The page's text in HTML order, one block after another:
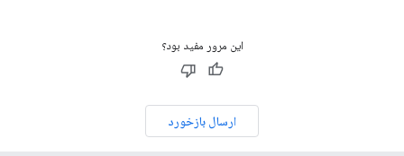
این مرور مفید بود؟
ارسال بازخورد